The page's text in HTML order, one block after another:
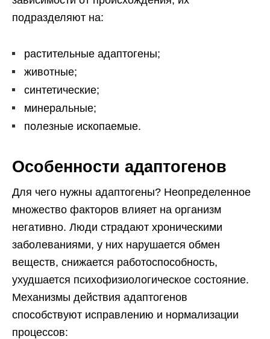
подразделяют на:
растительные адаптогены;
животные;
синтетические;
минеральные;
полезные ископаемые.
Особенности адаптогенов
Для чего нужны адаптогены? Неопределенное
множество факторов влияет на организм
негативно. Люди страдают хроническими
заболеваниями, у них нарушается обмен
веществ, снижается работоспособность,
ухудшается психофизиологическое состояние.
Механизмы действия адаптогенов
способствуют исправлению и нормализации
процессов: